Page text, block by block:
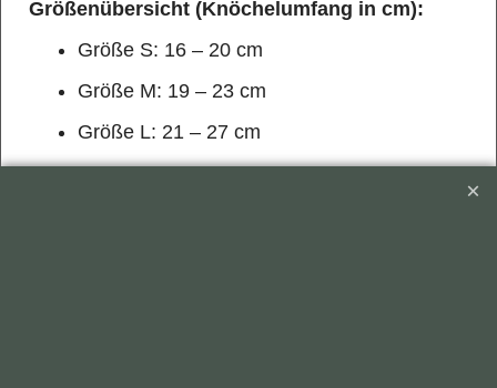
Größenübersicht (Knöchelumfang in cm):
Größe S: 16 – 20 cm
Größe M: 19 – 23 cm
Größe L: 21 – 27 cm
Hinweis: